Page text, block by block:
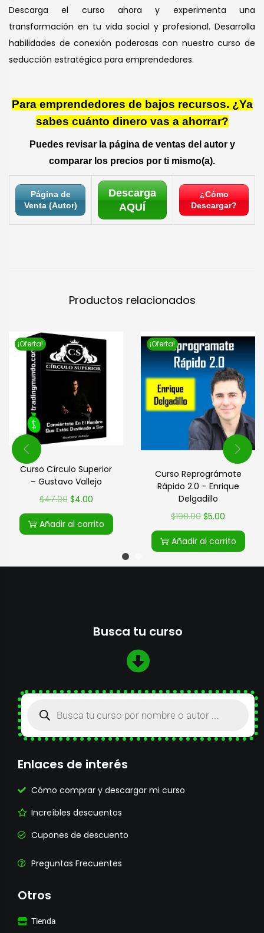
Descarga el curso ahora y experimenta una
transformación en tu vida social y profesional. Desarrolla
habilidades de conexión poderosas con nuestro curso de
seducción estratégica para emprendedores.
Para emprendedores de bajos recursos. ¿Ya
sabes cuánto dinero vas a ahorrar?
Puedes revisar la página de ventas del autor y
comparar los precios por ti mismo(a).
Página de
Venta (Autor)
Descarga
AQUÍ
¿Cómo
Descargar?
Productos relacionados
¡Oferta!
Curso Círculo Superior
– Gustavo Vallejo
$47.00 $4.00
Añadir al carrito
¡Oferta!
Curso Reprográmate
Rápido 2.0 – Enrique
Delgadillo
$198.00 $5.00
Añadir al carrito
Busca tu curso
Enlaces de interés
Cómo comprar y descargar mi curso
Increíbles descuentos
Cupones de descuento
Preguntas Frecuentes
Otros
Tienda